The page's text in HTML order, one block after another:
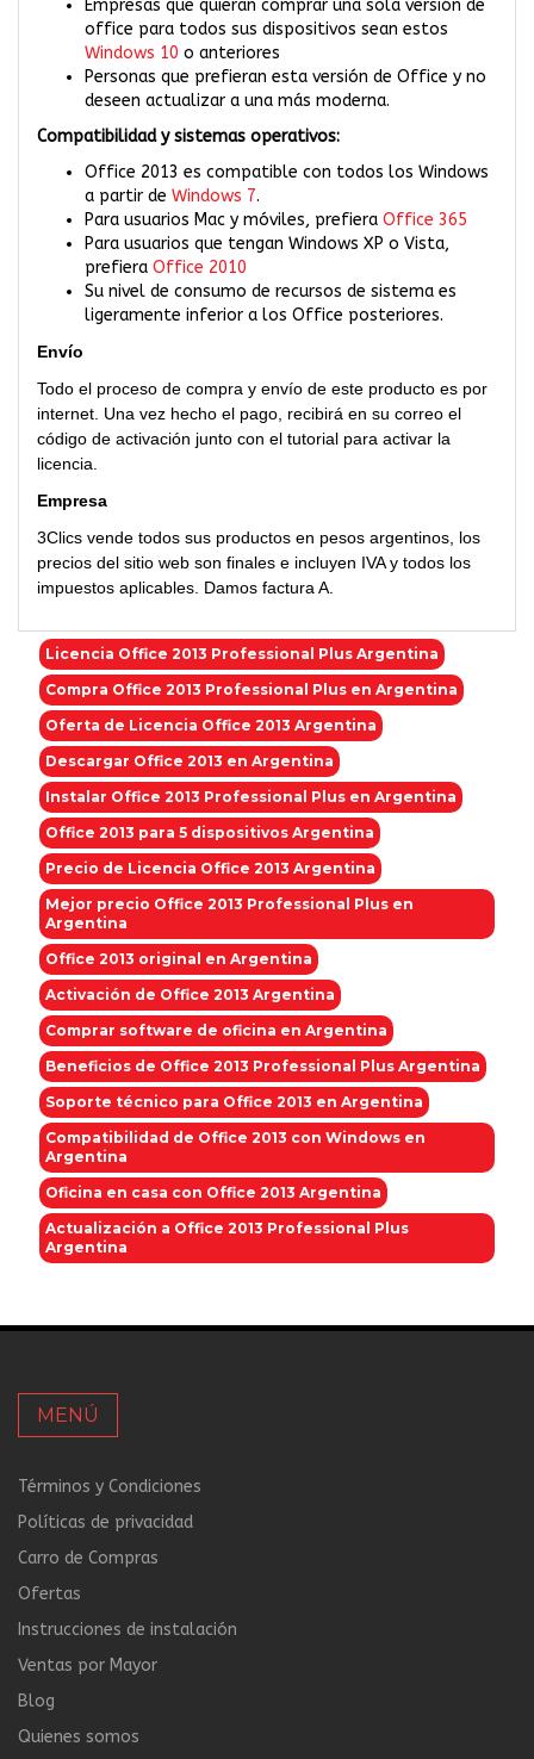
Empresas que quieran comprar una sola versión de
office para todos sus dispositivos sean estos
Windows 10 o anteriores
Personas que prefieran esta versión de Office y no
deseen actualizar a una más moderna.
Compatibilidad y sistemas operativos:
Office 2013 es compatible con todos los Windows
a partir de Windows 7.
Para usuarios Mac y móviles, prefiera Office 365
Para usuarios que tengan Windows XP o Vista,
prefiera Office 2010
Su nivel de consumo de recursos de sistema es
ligeramente inferior a los Office posteriores.
Envío
Todo el proceso de compra y envío de este producto es por
internet. Una vez hecho el pago, recibirá en su correo el
código de activación junto con el tutorial para activar la
licencia.
Empresa
3Clics vende todos sus productos en pesos argentinos, los
precios del sitio web son finales e incluyen IVA y todos los
impuestos aplicables. Damos factura A.
Licencia Office 2013 Professional Plus Argentina
Compra Office 2013 Professional Plus en Argentina
Oferta de Licencia Office 2013 Argentina
Descargar Office 2013 en Argentina
Instalar Office 2013 Professional Plus en Argentina
Office 2013 para 5 dispositivos Argentina
Precio de Licencia Office 2013 Argentina
Mejor precio Office 2013 Professional Plus en
Argentina
Office 2013 original en Argentina
Activación de Office 2013 Argentina
Comprar software de oficina en Argentina
Beneficios de Office 2013 Professional Plus Argentina
Soporte técnico para Office 2013 en Argentina
Compatibilidad de Office 2013 con Windows en
Argentina
Oficina en casa con Office 2013 Argentina
Actualización a Office 2013 Professional Plus
Argentina
MENÚ
Términos y Condiciones
Políticas de privacidad
Carro de Compras
Ofertas
Instrucciones de instalación
Ventas por Mayor
Blog
Quienes somos